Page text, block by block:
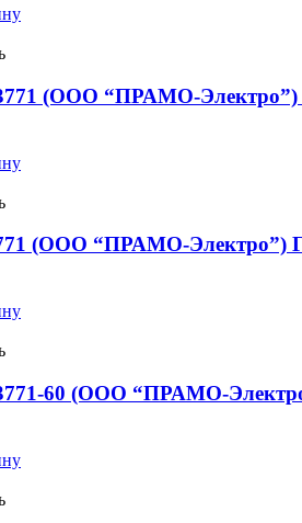
(ООО “ПРАМО-Электро”)
(ООО “ПРАМО-Электро”)
60 (ООО “ПРАМО-